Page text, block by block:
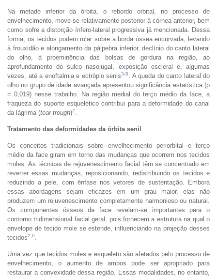
Na metade inferior da órbita, o rebordo orbital, no processo de
envelhecimento, move-se relativamente posterior à córnea anterior, bem
como sofre a distorção ínfero-lateral progressiva já mencionada. Dessa
forma, os tecidos podem rolar sobre a borda óssea encurvada, levando
à frouxidão e alongamento da pálpebra inferior, declínio do canto lateral
do olho, à proeminência das bolsas de gordura na região, ao
aprofundamento do sulco nasojugal, exposição escleral e, algumas
vezes, até a enoftalmia e ectrópio senis3-5
. A queda do canto lateral do
olho no grupo de idade avançada apresentou significância estatística (p
= 0,019) nesse trabalho. Na região medial do terço médio da face, a
fraqueza do suporte esquelético contribui para a deformidade do canal
da lágrima (tear-trough)2
Tratamento das deformidades da órbita senil
Os conceitos tradicionais sobre envelhecimento periorbital e terço
médio da face giram em torno das mudanças que ocorrem nos tecidos
moles. As técnicas de rejuvenescimento facial têm se concentrado em
reverter essas mudanças, reposicionando, redistribuindo os tecidos e
reduzindo a pele, com ênfase nos vetores de sustentação. Embora
essas abordagens sejam eficazes em um grau maior, elas não
produzem um rejuvenescimento completamente harmonioso ou natural.
Os componentes ósseos da face revelam-se importantes para o
contorno tridimensional facial geral, pois fornecem a estrutura na qual o
envelope de tecido mole se estende, influenciando na projeção desses
tecidos2 6
Uma vez que tecidos moles e esqueleto são afetados pelo processo de
envelhecimento, o aumento de ambos pode ser apropriado para
restaurar a convexidade dessa região. Essas modalidades, no entanto,